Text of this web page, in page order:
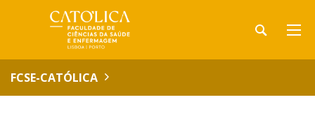
FCSE-CATÓLICA